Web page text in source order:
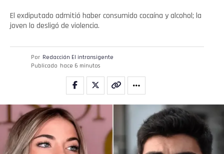
El exdiputado admitió haber consumido cocaína y alcohol; la
joven lo desligó de violencia.
Por Redacción El intransigente
Publicado hace 6 minutos